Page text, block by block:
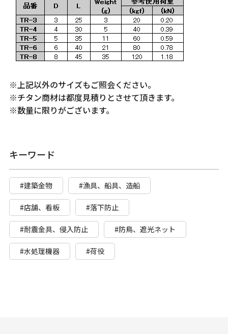
※上記以外のサイズもご照会ください。
※チタン商材は都度見積りとさせて頂きます。
※数量に限りがございます。
キーワード
#建築金物 #漁具、船具、造船
#店舗、看板 #落下防止
#耐震金具、侵入防止 #防鳥、遮光ネット
#水処理機器 #荷役